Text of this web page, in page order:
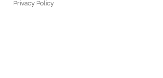
Privacy Policy